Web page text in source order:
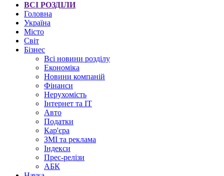
ВСІ РОЗДІЛИ
Головна
Україна
Місто
Світ
Бізнес
Всі новини розділу
Економіка
Новини компаній
Фінанси
Нерухомість
Інтернет та IT
Авто
Податки
Кар'єра
ЗМІ та реклама
Індекси
Прес-релізи
АБК